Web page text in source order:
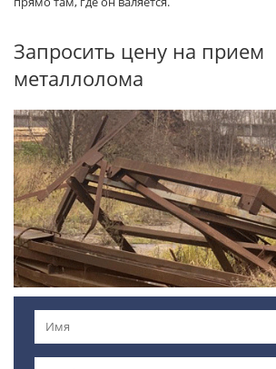
Запросить цену на прием
металлолома